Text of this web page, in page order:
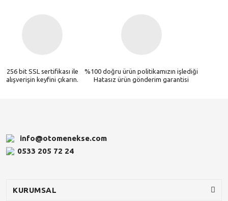
256 bit SSL sertifikası ile
alışverişin keyfini çıkarın.
%100 doğru ürün politikamızın işlediği
Hatasız ürün gönderim garantisi
info@otomenekse.com
0533 205 72 24
KURUMSAL